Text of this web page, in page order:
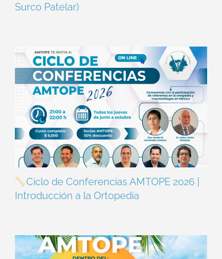
Surco Patelar)
Ciclo de Conferencias AMTOPE 2026 |
Introducción a la Ortopedia